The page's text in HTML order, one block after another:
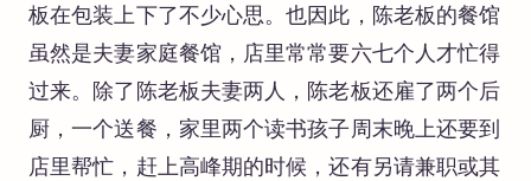
板在包装上下了不少心思。也因此，陈老板的餐馆
虽然是夫妻家庭餐馆，店里常常要六七个人才忙得
过来。除了陈老板夫妻两人，陈老板还雇了两个后
厨，一个送餐，家里两个读书孩子周末晚上还要到
店里帮忙，赶上高峰期的时候，还有另请兼职或其